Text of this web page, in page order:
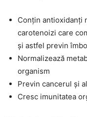
Conțin antioxidanți
carotenoizi care
și astfel previn
Normalizează
organism
Previn cancerul și
Cresc imunitatea